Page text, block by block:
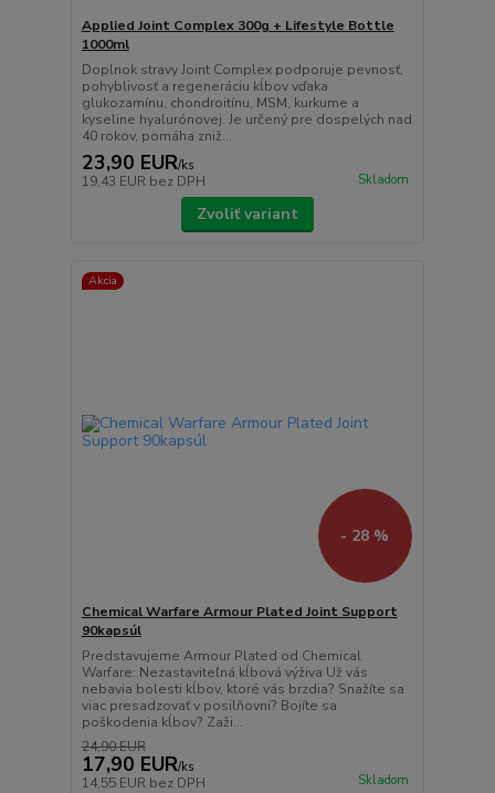
Applied Joint Complex 300g + Lifestyle Bottle
1000ml
Doplnok stravy Joint Complex podporuje pevnosť,
pohyblivosť a regeneráciu kĺbov vďaka
glukozamínu, chondroitínu, MSM, kurkume a
kyseline hyalurónovej. Je určený pre dospelých nad
40 rokov, pomáha zniž...
23,90 EUR/ks
19,43 EUR bez DPH Skladom
Zvoliť variant
Akcia
- 28 %
Chemical Warfare Armour Plated Joint Support
90kapsúl
Predstavujeme Armour Plated od Chemical
Warfare: Nezastaviteľná kĺbová výživa Už vás
nebavia bolesti kĺbov, ktoré vás brzdia? Snažíte sa
viac presadzovať v posilňovni? Bojíte sa
poškodenia kĺbov? Zaži...
24,90 EUR
17,90 EUR/ks
14,55 EUR bez DPH Skladom